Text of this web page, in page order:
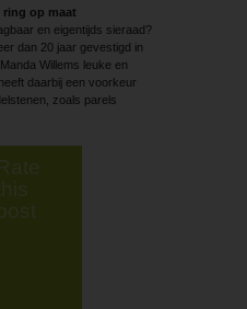
ring op maat
en ­eigentijds sieraad?
dan 20 jaar gevestigd in
Willems leuke en
daarbij een voorkeur
zoals parels